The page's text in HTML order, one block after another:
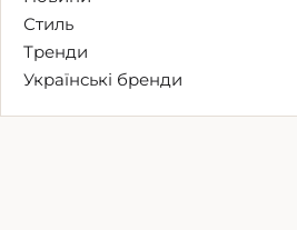
Стиль
Тренди
Українські бренди